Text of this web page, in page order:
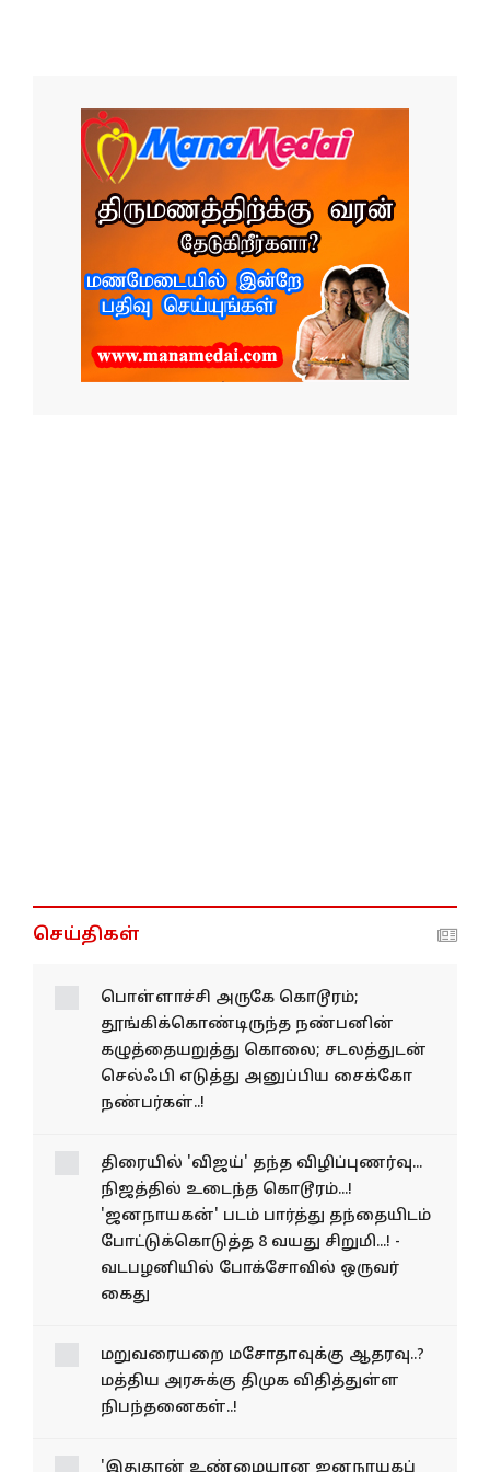
செய்திகள்
பொள்ளாச்சி அருகே கொடூரம்;
தூங்கிக்கொண்டிருந்த நண்பனின்
கழுத்தையறுத்து கொலை; சடலத்துடன்
செல்ஃபி எடுத்து அனுப்பிய சைக்கோ
நண்பர்கள்..!
திரையில் 'விஜய்' தந்த விழிப்புணர்வு...
நிஜத்தில் உடைந்த கொடூரம்...!
'ஜனநாயகன்' படம் பார்த்து தந்தையிடம்
போட்டுக்கொடுத்த 8 வயது சிறுமி...! -
வடபழனியில் போக்சோவில் ஒருவர்
கைது
மறுவரையறை மசோதாவுக்கு ஆதரவு..?
மத்திய அரசுக்கு திமுக விதித்துள்ள
நிபந்தனைகள்..!
'இதுதான் உண்மையான ஜனநாயகப்